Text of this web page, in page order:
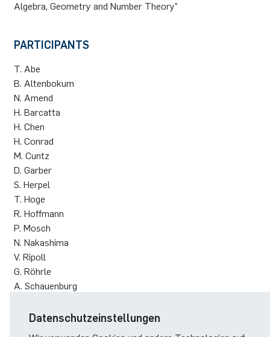
Algebra, Geometry and Number Theory"
PARTICIPANTS
T. Abe
B. Altenbokum
N. Amend
H. Barcatta
H. Chen
H. Conrad
M. Cuntz
D. Garber
S. Herpel
T. Hoge
R. Hoffmann
P. Mosch
N. Nakashima
V. Ripoll
G. Röhrle
A. Schauenburg
D. Suyama
Datenschutzeinstellungen